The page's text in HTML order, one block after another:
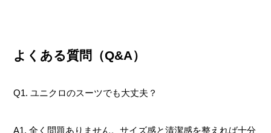
よくある質問（Q&A）
Q1. ユニクロのスーツでも大丈夫？
A1. 全く問題ありません。サイズ感と清潔感を整えれば十分